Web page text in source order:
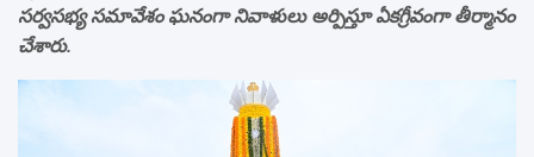
సర్వసభ్య సమావేశం ఘనంగా నివాళులు అర్పిస్తూ ఏకగ్రీవంగా తీర్మానం
చేశారు.